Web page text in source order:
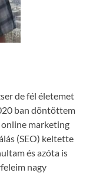
de fél életemet
ban döntöttem
marketing
(SEO) keltette
és azóta is
nagy